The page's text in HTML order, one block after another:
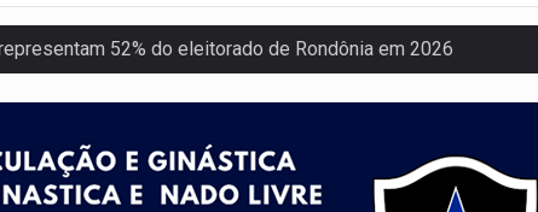
52% do eleitorado de Rondônia em 2026
durante abordagem da Força Tática na zona Sul
em acidente na BR-364
às ferragens em colisão com carreta na BR